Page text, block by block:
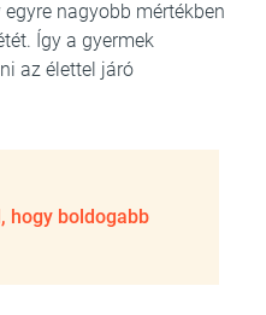
nagyobb mértékben
Így a gyermek
az élettel járó
hogy boldogabb